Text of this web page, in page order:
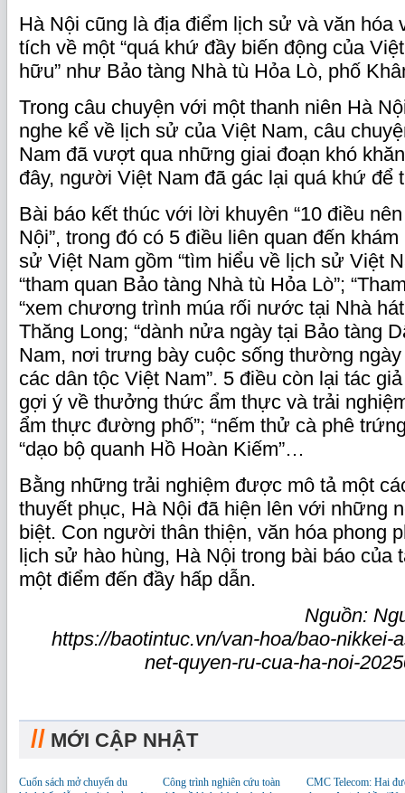
Hà Nội cũng là địa điểm lịch sử và văn hóa
tích về một “quá khứ đầy biến động của
hữu” như Bảo tàng Nhà tù Hỏa Lò, phố
Trong câu chuyện với một thanh niên Hà
nghe kể về lịch sử của Việt Nam, câu
Nam đã vượt qua những giai đoạn khó
đây, người Việt Nam đã gác lại quá khứ để
Bài báo kết thúc với lời khuyên “10 điều
Nội”, trong đó có 5 điều liên quan đến
sử Việt Nam gồm “tìm hiểu về lịch sử Việt
“tham quan Bảo tàng Nhà tù Hỏa Lò”;
“xem chương trình múa rối nước tại Nhà
Thăng Long; “dành nửa ngày tại Bảo tàng
Nam, nơi trưng bày cuộc sống thường
các dân tộc Việt Nam”. 5 điều còn lại tác
gợi ý về thưởng thức ẩm thực và trải
ẩm thực đường phố”; “nếm thử cà phê
“dạo bộ quanh Hồ Hoàn Kiếm”…
Bằng những trải nghiệm được mô tả một
thuyết phục, Hà Nội đã hiện lên với những
biệt. Con người thân thiện, văn hóa phong
lịch sử hào hùng, Hà Nội trong bài báo của
một điểm đến đầy hấp dẫn.
Nguồn:
https://baotintuc.vn/van-hoa/bao-nikkei-
net-quyen-ru-cua-ha-noi-
// MỚI CẬP NHẬT
Cuốn sách mở chuyến du
Công trình nghiên cứu toàn
CMC Telecom: Hai